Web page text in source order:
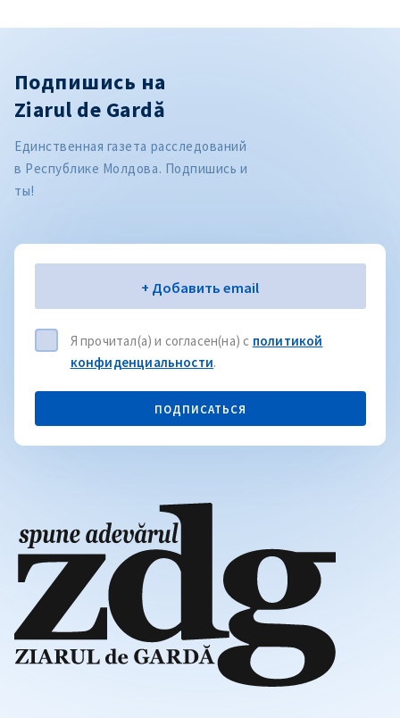
Подпишись на
Ziarul de Gardă
Единственная газета расследований
в Республике Молдова. Подпишись и
ты!
Электронная почта+ Добавить email
Я прочитал(а) и согласен(на) с политикой
конфиденциальности.
ПОДПИСАТЬСЯ